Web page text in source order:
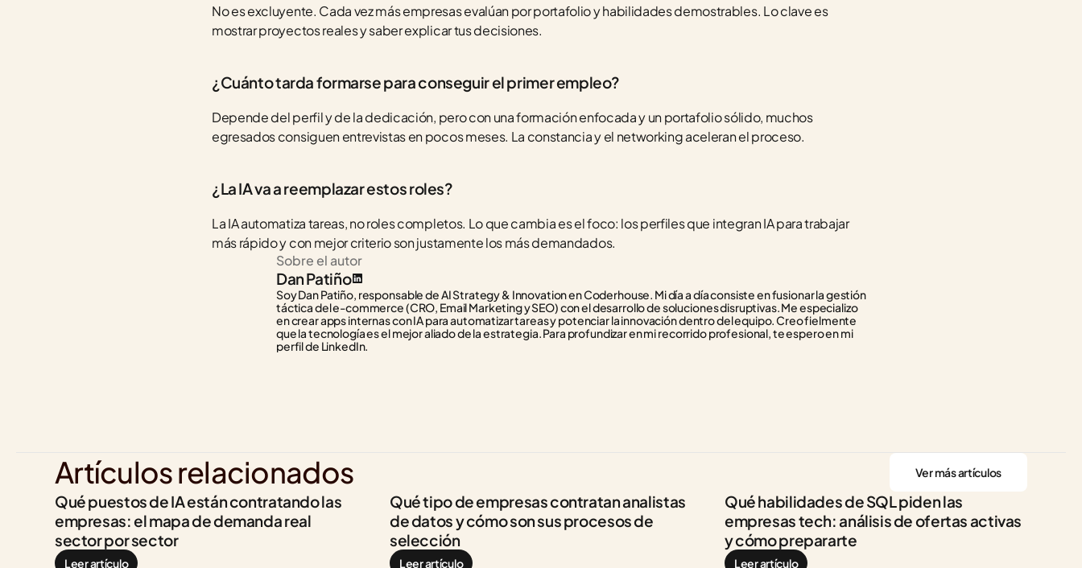
No es excluyente. Cada vez más empresas evalúan por portafolio y habilidades demostrables. Lo clave es
mostrar proyectos reales y saber explicar tus decisiones.
¿Cuánto tarda formarse para conseguir el primer empleo?
Depende del perfil y de la dedicación, pero con una formación enfocada y un portafolio sólido, muchos
egresados consiguen entrevistas en pocos meses. La constancia y el networking aceleran el proceso.
¿La IA va a reemplazar estos roles?
La IA automatiza tareas, no roles completos. Lo que cambia es el foco: los perfiles que integran IA para trabajar
más rápido y con mejor criterio son justamente los más demandados.
Sobre el autor
Dan Patiño
Soy Dan Patiño, responsable de AI Strategy & Innovation en Coderhouse. Mi día a día consiste en fusionar la gestión
táctica del e-commerce (CRO, Email Marketing y SEO) con el desarrollo de soluciones disruptivas. Me especializo
en crear apps internas con IA para automatizar tareas y potenciar la innovación dentro del equipo. Creo fielmente
que la tecnología es el mejor aliado de la estrategia. Para profundizar en mi recorrido profesional, te espero en mi
perfil de LinkedIn.
Artículos relacionados Ver más artículos
Qué puestos de IA están contratando las
empresas: el mapa de demanda real
sector por sector
Leer artículo
Qué tipo de empresas contratan analistas
de datos y cómo son sus procesos de
selección
Leer artículo
Qué habilidades de SQL piden las
empresas tech: análisis de ofertas activas
y cómo prepararte
Leer artículo